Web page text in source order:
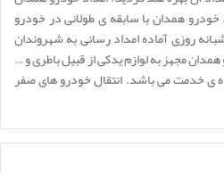
همدان با سابقه ی طولانی در خودرو
روزی آماده امداد رسانی به شهروندان
مجهز به لوازم یدکی از قبیل باطری و …
ی خدمت می باشد. انتقال خودرو های صفر